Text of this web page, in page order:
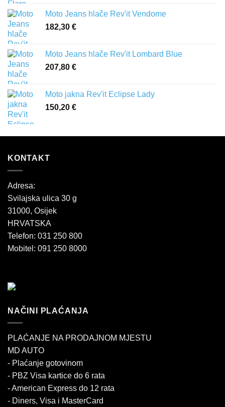
Moto Jeans hlače Rev'it Vendome
182,30 €
Moto Jeans hlače Rev'it Lombard Blue
207,80 €
Moto jakna Rev'it Eclipse Lady
150,20 €
KONTAKT
Adresa:
Svilajska ulica 30 g
31000, Osijek
HRVATSKA
Telefon: 031 250 800
Mobitel: 091 250 8000
NAČINI PLAĆANJA
PLAĆANJE NA PRODAJNOM MJESTU
MD AUTO
- Plaćanje gotovinom
- PBZ Visa kartice do 6 rata
- American Express do 12 rata
- Diners, Visa i MasterCard